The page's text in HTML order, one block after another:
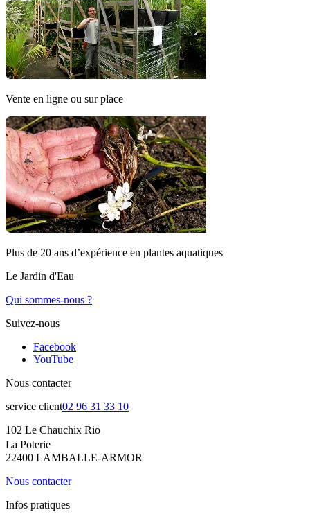
Vente en ligne ou sur place
Plus de 20 ans d’expérience en plantes aquatiques
Le Jardin d'Eau
Qui sommes-nous ?
Suivez-nous
Facebook
YouTube
Nous contacter
service client02 96 31 33 10
102 Le Chauchix Rio
La Poterie
22400 LAMBALLE-ARMOR
Nous contacter
Infos pratiques